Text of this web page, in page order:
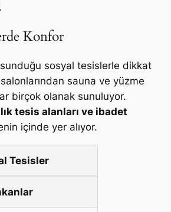
Konfor
sunduğu sosyal tesislerle dikkat
sauna ve yüzme
birçok olanak sunuluyor.
tesis alanları ve ibadet
içinde yer alıyor.
Tesisler